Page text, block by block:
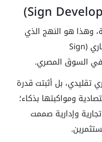
هو النهج الذي
اتبعته شركة ساين للتطوير العقاري (Sign
تقليدي، بل أثبتت قدرة
ومواكبتها بذكاء؛
وإدارية صممت